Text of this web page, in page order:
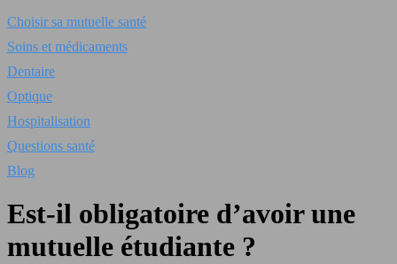
Choisir sa mutuelle santé
Soins et médicaments
Dentaire
Optique
Hospitalisation
Questions santé
Blog
Est-il obligatoire d’avoir une
mutuelle étudiante ?